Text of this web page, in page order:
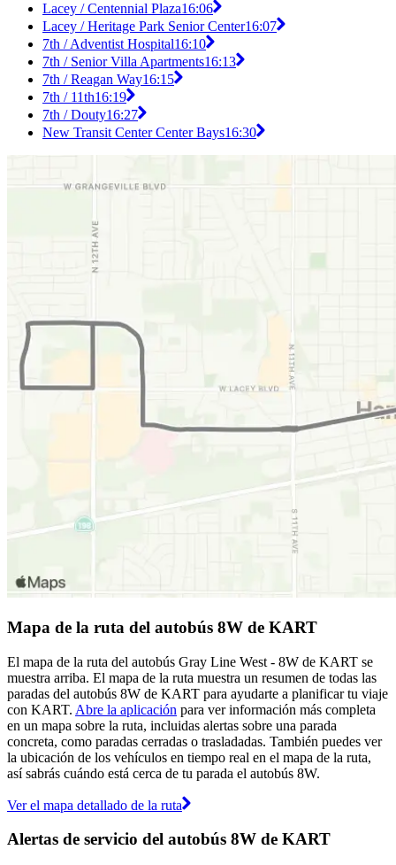
Lacey / Centennial Plaza16:06
Lacey / Heritage Park Senior Center16:07
7th / Adventist Hospital16:10
7th / Senior Villa Apartments16:13
7th / Reagan Way16:15
7th / 11th16:19
7th / Douty16:27
New Transit Center Center Bays16:30
Mapa de la ruta del autobús 8W de KART
El mapa de la ruta del autobús Gray Line West - 8W de KART se
muestra arriba. El mapa de la ruta muestra un resumen de todas las
paradas del autobús 8W de KART para ayudarte a planificar tu viaje
con KART. Abre la aplicación para ver información más completa
en un mapa sobre la ruta, incluidas alertas sobre una parada
concreta, como paradas cerradas o trasladadas. También puedes ver
la ubicación de los vehículos en tiempo real en el mapa de la ruta,
así sabrás cuándo está cerca de tu parada el autobús 8W.
Ver el mapa detallado de la ruta
Alertas de servicio del autobús 8W de KART